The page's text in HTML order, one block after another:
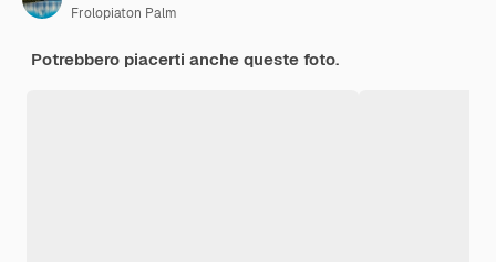
Frolopiaton Palm
Potrebbero piacerti anche queste foto.